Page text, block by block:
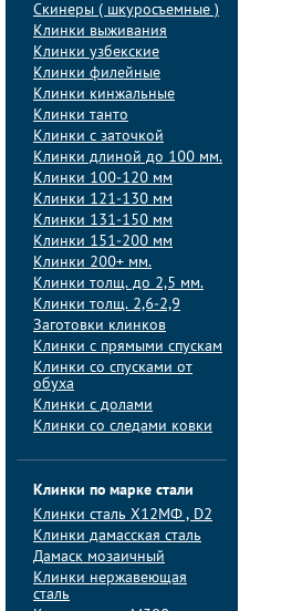
Скинеры ( шкуросъемные )
Клинки выживания
Клинки узбекские
Клинки филейные
Клинки кинжальные
Клинки танто
Клинки с заточкой
Клинки длиной до 100 мм.
Клинки 100-120 мм
Клинки 121-130 мм
Клинки 131-150 мм
Клинки 151-200 мм
Клинки 200+ мм.
Клинки толщ. до 2,5 мм.
Клинки толщ. 2,6-2,9
Заготовки клинков
Клинки с прямыми спускам
Клинки со спусками от
обуха
Клинки с долами
Клинки со следами ковки
Клинки по марке стали
Клинки сталь Х12МФ , D2
Клинки дамасская сталь
Дамаск мозаичный
Клинки нержавеющая
сталь